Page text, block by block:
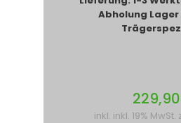
Abholung
inkl. inkl. 19% MwSt.